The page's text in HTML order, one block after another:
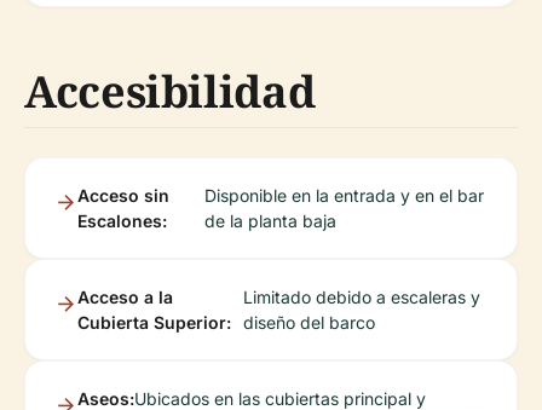
Accesibilidad
Acceso sin
Escalones:
Disponible en la entrada y en el bar
de la planta baja
Acceso a la
Cubierta Superior:
Limitado debido a escaleras y
diseño del barco
Aseos:Ubicados en las cubiertas principal y